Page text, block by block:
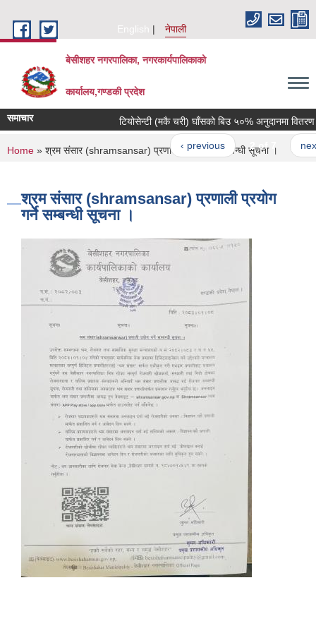
English
नेपाली
बेसीशहर नगरपालिका, नगरकार्यपालिकाको
कार्यालय,गण्डकी प्रदेश
समाचार टियोसेन्टी (मकै चरी) घाँसको बिउ ५०% अनुदानमा वितरण
‹ previous 2 of 7 next ›
You are here
Home » श्रम संसार (shramsansar) प्रणाली प्रयोग गर्ने सम्बन्धी सूचना ।
श्रम संसार (shramsansar) प्रणाली प्रयोग
गर्ने सम्बन्धी सूचना ।